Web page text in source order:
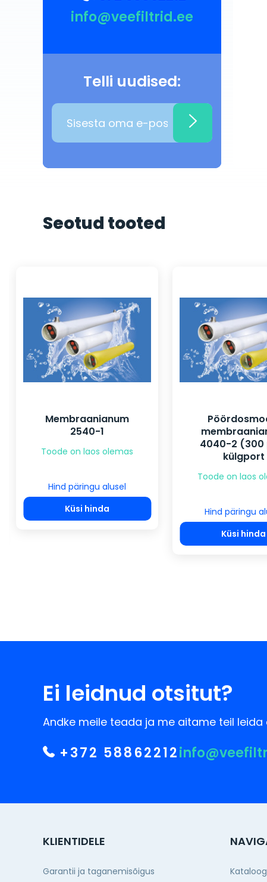
info@veefiltrid.ee
Telli uudised:
Seotud tooted
Membraanianum
2540-1
Toode on laos olemas
Hind päringu alusel
Küsi hinda
4040-2 (300
külgport
Toode on laos
Hind päringu
Küsi hinda
Ei leidnud otsitut?
Andke meile teada ja me aitame teil leida
+372 58862212
KLIENTIDELE
Garantii ja taganemisõigus Kataloog